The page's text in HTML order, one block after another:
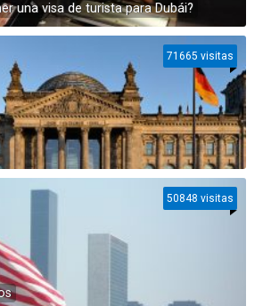
una visa de turista para Dubái?
71665 visitas
50848 visitas